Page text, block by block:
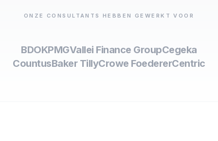
ONZE CONSULTANTS HEBBEN GEWERKT VOOR
BDOKPMGVallei Finance GroupCegeka
CountusBaker TillyCrowe FoedererCentric